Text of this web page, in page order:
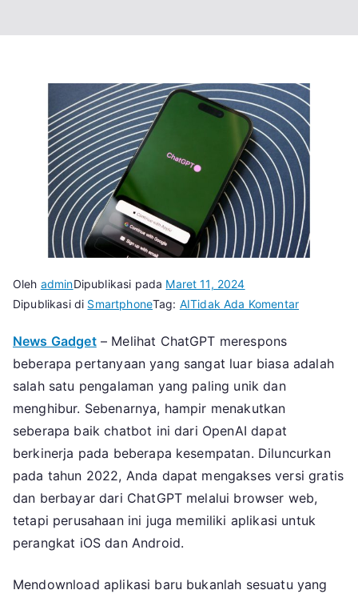
Oleh adminDipublikasi pada Maret 11, 2024
Dipublikasi di SmartphoneTag: AITidak Ada Komentarpada
ChatGPT
News Gadget– Melihat ChatGPT merespons
beberapa pertanyaan yang sangat luar biasa adalah
salah satu pengalaman yang paling unik dan
menghibur. Sebenarnya, hampir menakutkan
seberapa baik chatbot ini dari OpenAI dapat
berkinerja pada beberapa kesempatan. Diluncurkan
pada tahun 2022, Anda dapat mengakses versi gratis
dan berbayar dari ChatGPT melalui browser web,
tetapi perusahaan ini juga memiliki aplikasi untuk
perangkat iOS dan Android.
Mendownload aplikasi baru bukanlah sesuatu yang